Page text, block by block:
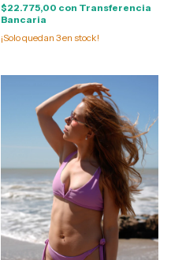
$22.775,00 con Transferencia
Bancaria
¡Solo quedan 3en stock!